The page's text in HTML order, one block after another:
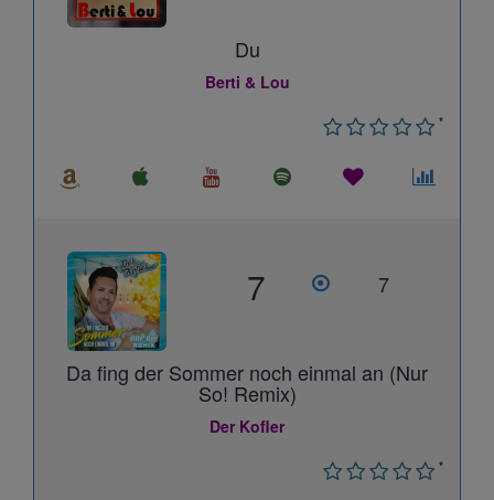
Du
Berti & Lou
*
7 7
Da fing der Sommer noch einmal an (Nur
So! Remix)
Der Kofler
*